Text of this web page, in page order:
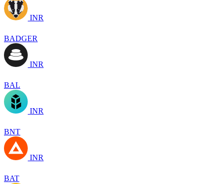
INR
BADGER
INR
BAL
INR
BNT
INR
BAT